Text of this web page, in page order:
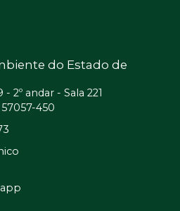
do Estado de
2º andar - Sala 221
450